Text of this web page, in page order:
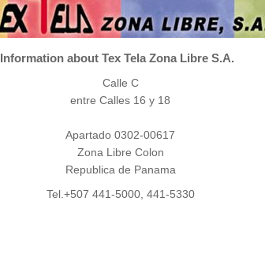
Information about Tex Tela Zona Libre S.A.
Calle C
entre Calles 16 y 18
Apartado 0302-00617
Zona Libre Colon
Republica de Panama
Tel.+507 441-5000, 441-5330